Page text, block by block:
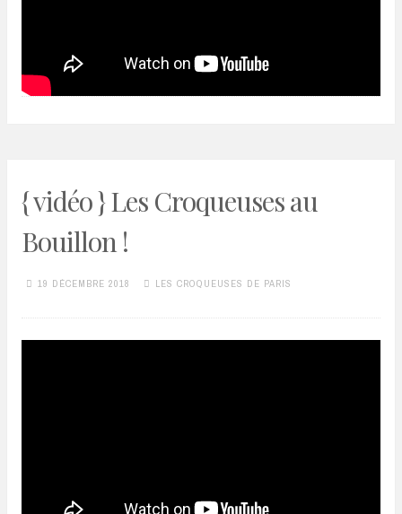
{ vidéo } Les Croqueuses au
Bouillon !
19 DÉCEMBRE 2018 LES CROQUEUSES DE PARIS